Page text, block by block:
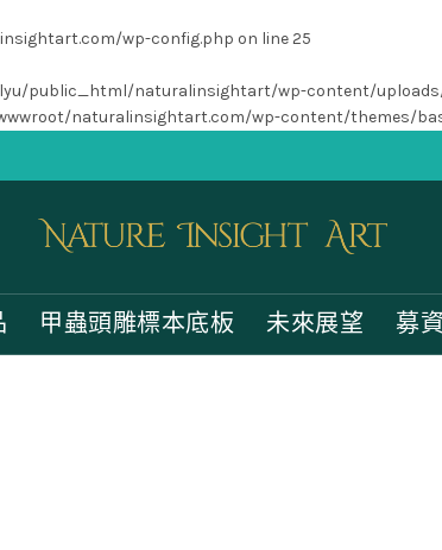
wp-config.php on line25
public_html/naturalinsightart/wp-content/
naturalinsightart.com/wp-content/themes/
甲蟲頭雕標本底板 未來展望 募